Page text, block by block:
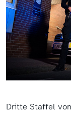
Dritte Staffel